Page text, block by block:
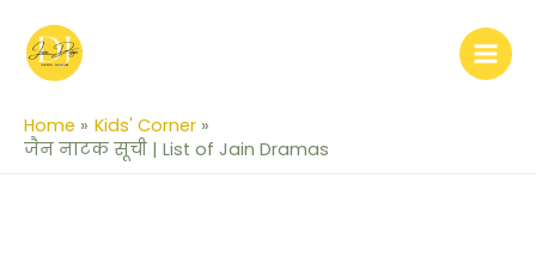
content
Home
Kids' Corner
जैन नाटक सूची | List of Jain Dramas